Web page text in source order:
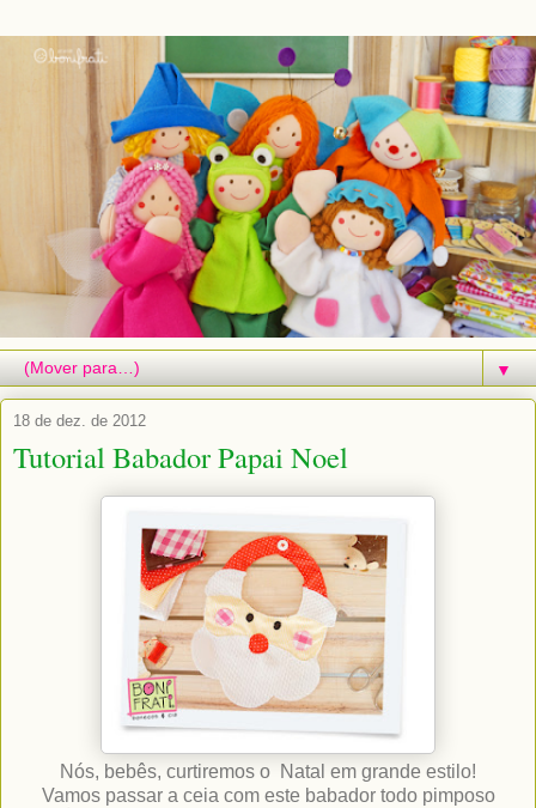
▼
18 de dez. de 2012
Tutorial Babador Papai Noel
Nós, bebês, curtiremos o Natal em grande estilo!
Vamos passar a ceia com este babador todo pimposo